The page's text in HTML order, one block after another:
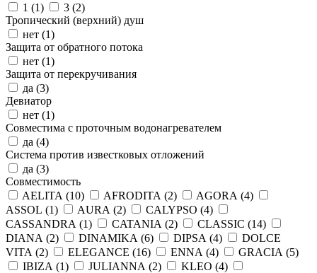
1 (1) 3 (2)
Тропический (верхний) душ
нет (1)
Защита от обратного потока
нет (1)
Защита от перекручивания
да (3)
Девиатор
нет (1)
Совместима с проточным водонагревателем
да (4)
Система против известковых отложений
да (3)
Совместимость
AELITA (10) AFRODITA (2) AGORA (4)
ASSOL (1) AURA (2) CALYPSO (4)
CASSANDRA (1) CATANIA (2) CLASSIC (14)
DIANA (2) DINAMIKA (6) DIPSA (4)
DOLCE
VITA (2) ELEGANCE (16) ENNA (4) GRACIA (5)
IBIZA (1) JULIANNA (2) KLEO (4)